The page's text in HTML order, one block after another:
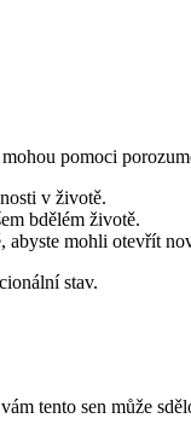
pomoci
v životě.
bdělém životě.
abyste mohli otevřít
stav.
tento sen může